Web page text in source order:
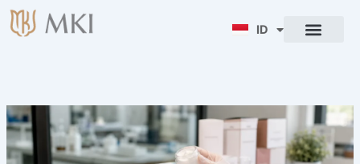
Lewati
ke
ID
ENG